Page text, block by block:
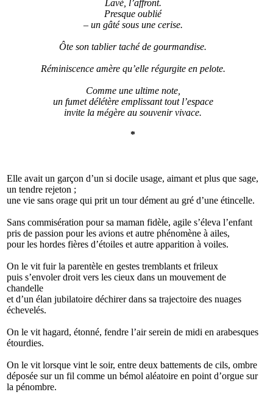
Lavé, l’affront.
Presque oublié
– un gâté sous une cerise.
Ôte son tablier taché de gourmandise.
Réminiscence amère qu’elle régurgite en pelote.
Comme une ultime note,
un fumet délétère emplissant tout l’espace
invite la mégère au souvenir vivace.
*
Elle avait un garçon d’un si docile usage, aimant et plus que sage,
un tendre rejeton ;
une vie sans orage qui prit un tour dément au gré d’une étincelle.
Sans commisération pour sa maman fidèle, agile s’éleva l’enfant
pris de passion pour les avions et autre phénomène à ailes,
pour les hordes fières d’étoiles et autre apparition à voiles.
On le vit fuir la parentèle en gestes tremblants et frileux
puis s’envoler droit vers les cieux dans un mouvement de
chandelle
et d’un élan jubilatoire déchirer dans sa trajectoire des nuages
échevelés.
On le vit hagard, étonné, fendre l’air serein de midi en arabesques
étourdies.
On le vit lorsque vint le soir, entre deux battements de cils, ombre
déposée sur un fil comme un bémol aléatoire en point d’orgue sur
la pénombre.